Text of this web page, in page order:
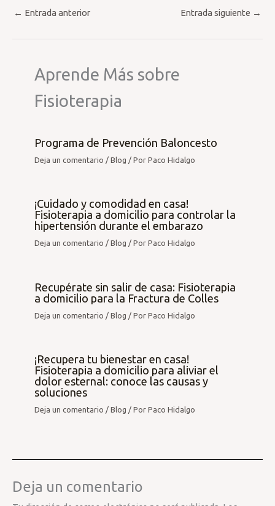
← Entrada anterior Entrada siguiente →
Aprende Más sobre
Fisioterapia
Programa de Prevención Baloncesto
Deja un comentario /Blog / PorPaco Hidalgo
¡Cuidado y comodidad en casa!
Fisioterapia a domicilio para controlar la
hipertensión durante el embarazo
Deja un comentario /Blog / PorPaco Hidalgo
Recupérate sin salir de casa: Fisioterapia
a domicilio para la Fractura de Colles
Deja un comentario /Blog / PorPaco Hidalgo
¡Recupera tu bienestar en casa!
Fisioterapia a domicilio para aliviar el
dolor esternal: conoce las causas y
soluciones
Deja un comentario /Blog / PorPaco Hidalgo
Deja un comentario